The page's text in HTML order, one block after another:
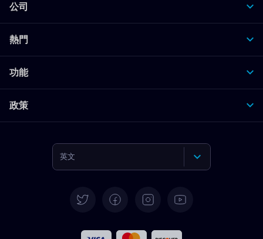
公司
熱門
功能
政策
英文